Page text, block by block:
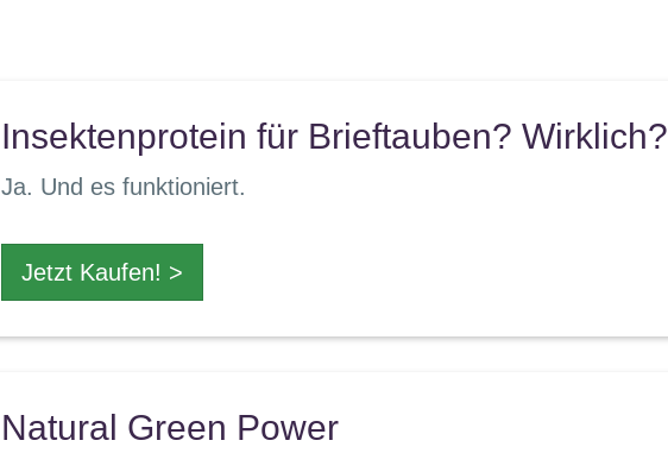
Insektenprotein für Brieftauben? Wirklich?
Ja. Und es funktioniert.
Jetzt Kaufen! >
Natural Green Power